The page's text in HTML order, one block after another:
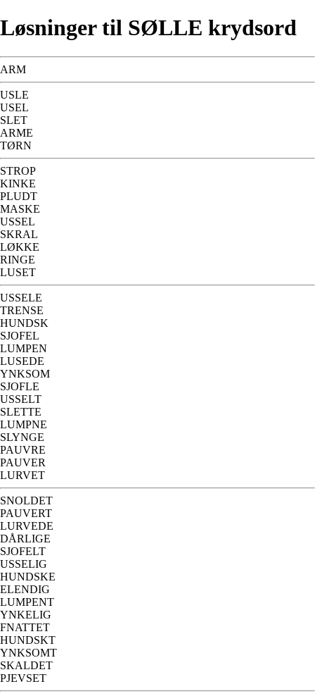
Løsninger til SØLLE krydsord
ARM
USLE
USEL
SLET
ARME
TØRN
STROP
KINKE
PLUDT
MASKE
USSEL
SKRAL
LØKKE
RINGE
LUSET
USSELE
TRENSE
HUNDSK
SJOFEL
LUMPEN
LUSEDE
YNKSOM
SJOFLE
USSELT
SLETTE
LUMPNE
SLYNGE
PAUVRE
PAUVER
LURVET
SNOLDET
PAUVERT
LURVEDE
DÅRLIGE
SJOFELT
USSELIG
HUNDSKE
ELENDIG
LUMPENT
YNKELIG
FNATTET
HUNDSKT
YNKSOMT
SKALDET
PJEVSET